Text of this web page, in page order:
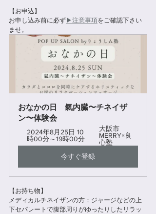
【お申込】
お申し込み前に必ず▶︎注意事項をご確認下さい
ませ。
おなかの日　氣内臓〜チネイザ
ン〜体験会
2024年8月25日 10
時00分～19時00分
大阪市
MERRY×良
心塾
今すぐ登録
【お持ち物】
メディカルチネイザンの方：ジャージなどの上
下セパレートで腹部周りがゆったりしたリラッ